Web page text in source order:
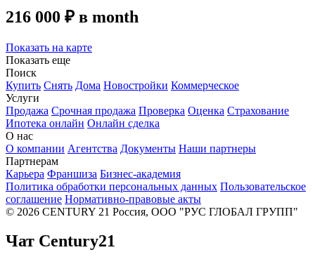
216 000 ₽ в month
Показать на карте
Показать еще
Поиск
Купить Снять Дома Новостройки Коммерческое
Услуги
Продажа Срочная продажа Проверка Оценка Страхование
Ипотека онлайн Онлайн сделка
О нас
О компании Агентства Документы Наши партнеры
Партнерам
Карьера Франшиза Бизнес-академия
Политика обработки персональных данных Пользовательское
соглашение Нормативно-правовые акты
© 2026 CENTURY 21 Россия, ООО "РУС ГЛОБАЛ ГРУПП"
Чат Century21